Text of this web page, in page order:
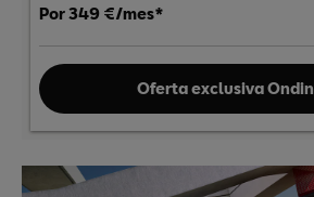
Por 349 €/mes*
Oferta exclusiva